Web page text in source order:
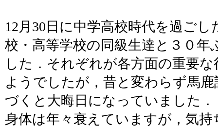
12月30日に中学高校時代を過ごし
校・高等学校の同級生達と３０年
した．それぞれが各方面の重要
ようでしたが，昔と変わらず馬
づくと大晦日になっていました．
身体は年々衰えていますが，気